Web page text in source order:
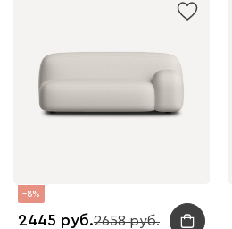
8
2445 2658